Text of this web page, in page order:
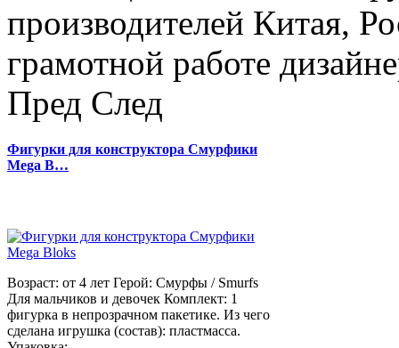
производителей Китая,
грамотной работе
Пред След
Фигурки для конструктора Смурфики
Mega B…
Возраст: от 4 лет Герой: Смурфы / Smurfs
Для мальчиков и девочек Комплект: 1
фигурка в непрозрачном пакетике. Из чего
сделана игрушка (состав): пластмасса.